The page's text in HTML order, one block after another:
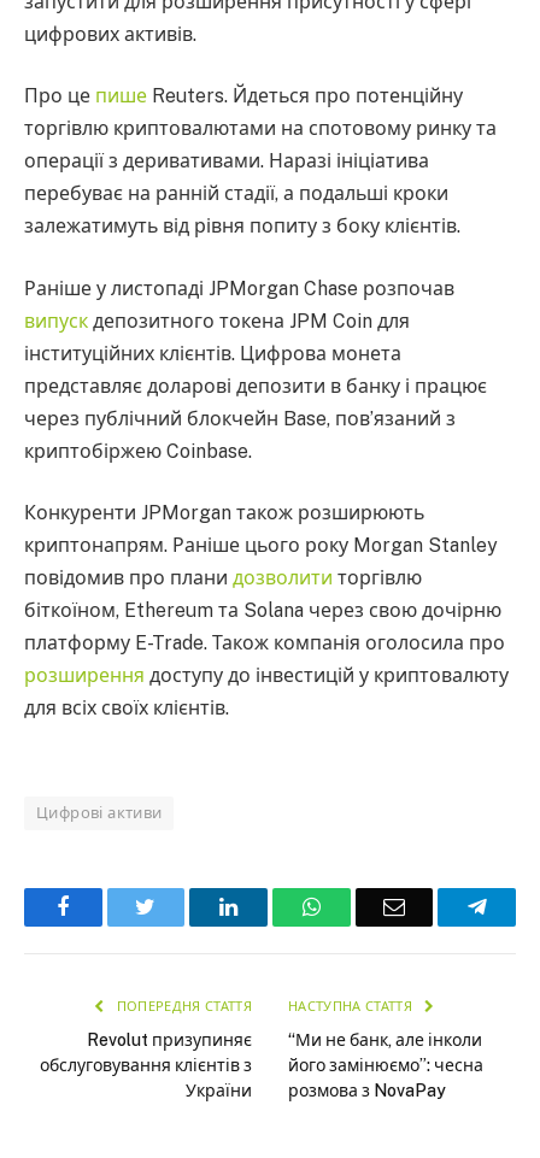
цифрових активів.
Про це пише Reuters. Йдеться про потенційну
торгівлю криптовалютами на спотовому ринку та
операції з деривативами. Наразі ініціатива
перебуває на ранній стадії, а подальші кроки
залежатимуть від рівня попиту з боку клієнтів.
Раніше у листопаді JPMorgan Chase розпочав
випуск депозитного токена JPM Coin для
інституційних клієнтів. Цифрова монета
представляє доларові депозити в банку і працює
через публічний блокчейн Base, пов’язаний з
криптобіржею Coinbase.
Конкуренти JPMorgan також розширюють
криптонапрям. Раніше цього року Morgan Stanley
повідомив про плани дозволити торгівлю
біткоїном, Ethereum та Solana через свою дочірню
платформу E-Trade. Також компанія оголосила про
розширення доступу до інвестицій у криптовалюту
для всіх своїх клієнтів.
Цифрові активи
Facebook LinkedInWhatsAppEmail
ПОПЕРЕДНЯ СТАТТЯ
Revolut призупиняє
обслуговування клієнтів з
України
НАСТУПНА СТАТТЯ
“Ми не банк, але інколи
його замінюємо”: чесна
розмова з NovaPay